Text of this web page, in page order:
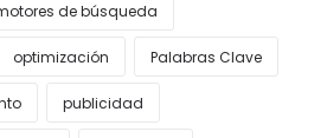
de búsqueda
optimización Palabras Clave
publicidad